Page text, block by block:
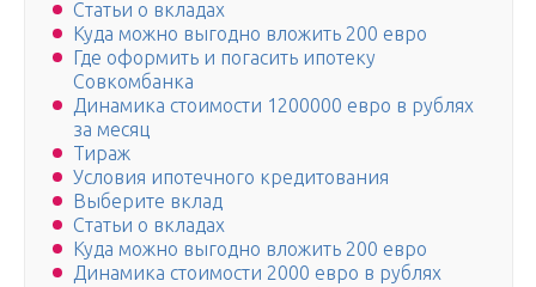
Статьи о вкладах
Куда можно выгодно вложить 200 евро
Где оформить и погасить ипотеку
Совкомбанка
Динамика стоимости 1200000 евро в рублях
за месяц
Тираж
Условия ипотечного кредитования
Выберите вклад
Статьи о вкладах
Куда можно выгодно вложить 200 евро
Динамика стоимости 2000 евро в рублях